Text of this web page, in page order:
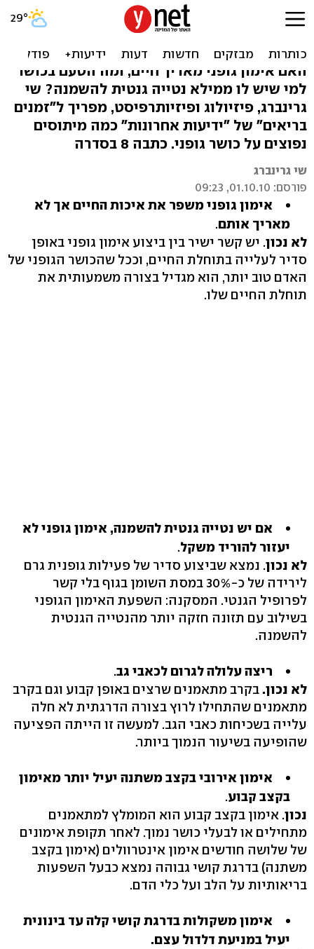
ריצה פוגעת בגב? מיתוסים
ועובדות על כושר
האם אימון גופני מאריך חיים, ומה הטעם בכושר
למי שיש לו ממילא נטייה גנטית להשמנה? שי
גרינברג, פיזיולוג ופיזיותרפיסט, מפריך ל"זמנים
בריאים" של "ידיעות אחרונות" כמה מיתוסים
נפוצים על כושר גופני. כתבה 8 בסדרה
שי גרינברג
פורסם: 01.10.10, 09:23
אימון גופני משפר את איכות החיים אך לא
מאריך אותם.
לא נכון. יש קשר ישיר בין ביצוע אימון גופני באופן
סדיר לעלייה בתוחלת החיים, וככל שהכושר הגופני של
האדם טוב יותר, הוא מגדיל בצורה משמעותית את
תוחלת החיים שלו.
אם יש נטייה גנטית להשמנה, אימון גופני לא
יעזור להוריד משקל.
לא נכון. נמצא שביצוע סדיר של פעילות גופנית גרם
לירידה של כ‭30%-‬ במסת השומן בגוף בלי קשר
לפרופיל הגנטי. המסקנה: השפעת האימון הגופני
בשילוב עם תזונה חזקה יותר מהנטייה הגנטית
להשמנה.
ריצה עלולה לגרום לכאבי גב.
לא נכון. בקרב מתאמנים שרצים באופן קבוע וגם בקרב
מתאמנים שהתחילו לרוץ בצורה הדרגתית לא חלה
עלייה בשכיחות כאבי הגב. למעשה זו הייתה הפציעה
שהופיעה בשיעור הנמוך ביותר.
אימון אירובי בקצב משתנה יעיל יותר מאימון
בקצב קבוע.
נכון. אימון בקצב קבוע הוא המומלץ למתאמנים
מתחילים או לבעלי כושר נמוך. לאחר תקופת אימונים
של שלושה חודשים אימון אינטרוולים (אימון בקצב
משתנה) בדרגת קושי גבוהה נמצא כבעל השפעות
בריאותיות על הלב ועל כלי הדם.
אימון משקולות בדרגת קושי קלה עד בינונית
יעיל במניעת דלדול עצם.